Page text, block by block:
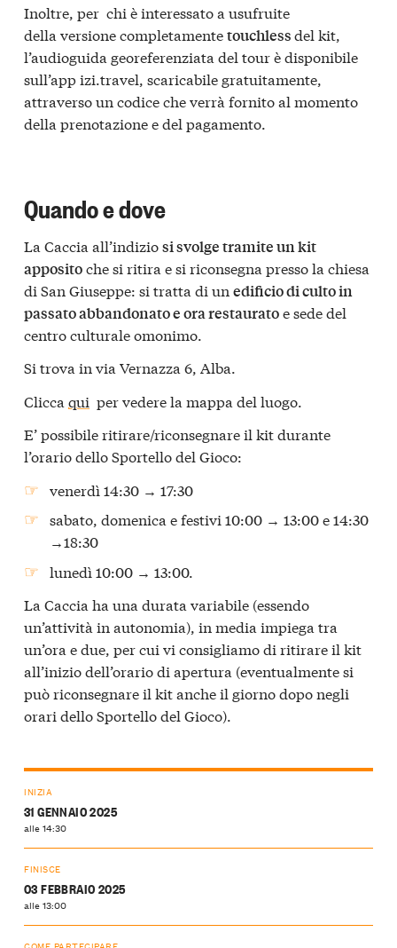
Inoltre, per chi è interessato a usufruite
della versione completamentetouchlessdel kit,
l’audioguida georeferenziata del tour è disponibile
sull’app izi.travel, scaricabile gratuitamente,
attraverso un codice che verrà fornito al momento
della prenotazione e del pagamento.
Quando e dove
La Caccia all’indiziosi svolge tramite un kit
appositoche si ritira e si riconsegna presso la chiesa
di San Giuseppe: si tratta di un edificio di culto in
passato abbandonato e ora restauratoe sede del
centro culturale omonimo.
Si trova in via Vernazza 6, Alba.
Clicca qui per vedere la mappa del luogo.
E’ possibile ritirare/riconsegnare il kit durante
l’orario dello Sportello del Gioco:
venerdì 14:30 → 17:30
sabato, domenica e festivi 10:00 → 13:00 e 14:30
→18:30
lunedì 10:00 → 13:00.
La Caccia ha una durata variabile (essendo
un’attività in autonomia), in media impiega tra
un’ora e due, per cui vi consigliamo di ritirare il kit
all’inizio dell’orario di apertura (eventualmente si
può riconsegnare il kit anche il giorno dopo negli
orari dello Sportello del Gioco).
INIZIA
31 GENNAIO 2025
alle 14:30
FINISCE
03 FEBBRAIO 2025
alle 13:00